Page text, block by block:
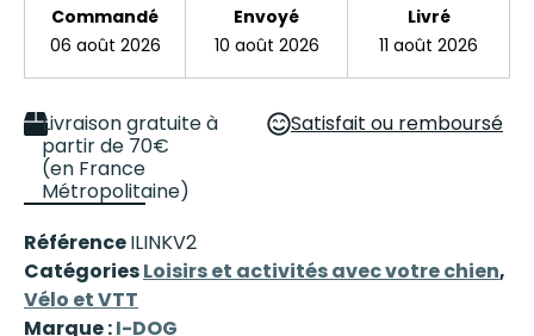
Commandé
06 août 2026
Envoyé
10 août 2026
Livré
11 août 2026
Livraison gratuite à
partir de 70€
(en France
Métropolitaine)
Satisfait ou remboursé
RéférenceILINKV2
CatégoriesLoisirs et activités avec votre chien,
Vélo et VTT
Marque :I-DOG